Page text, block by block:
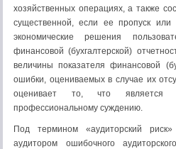
хозяйственных операциях, а также
существенной, если ее пропуск
экономические решения
финансовой (бухгалтерской)
величины показателя финансовой
ошибки, оцениваемых в случае их
оценивает то, что является
профессиональному суждению.
Под термином «аудиторский
аудитором ошибочного